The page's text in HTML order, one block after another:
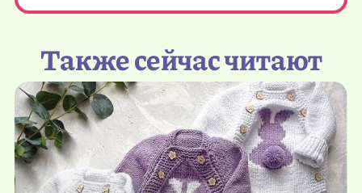
Также сейчас читают